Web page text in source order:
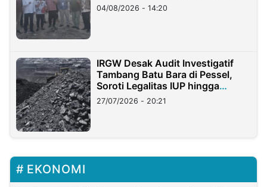
04/08/2026 - 14:20
IRGW Desak Audit Investigatif
Tambang Batu Bara di Pessel,
Soroti Legalitas IUP hingga
Stockpile
27/07/2026 - 20:21
EKONOMI